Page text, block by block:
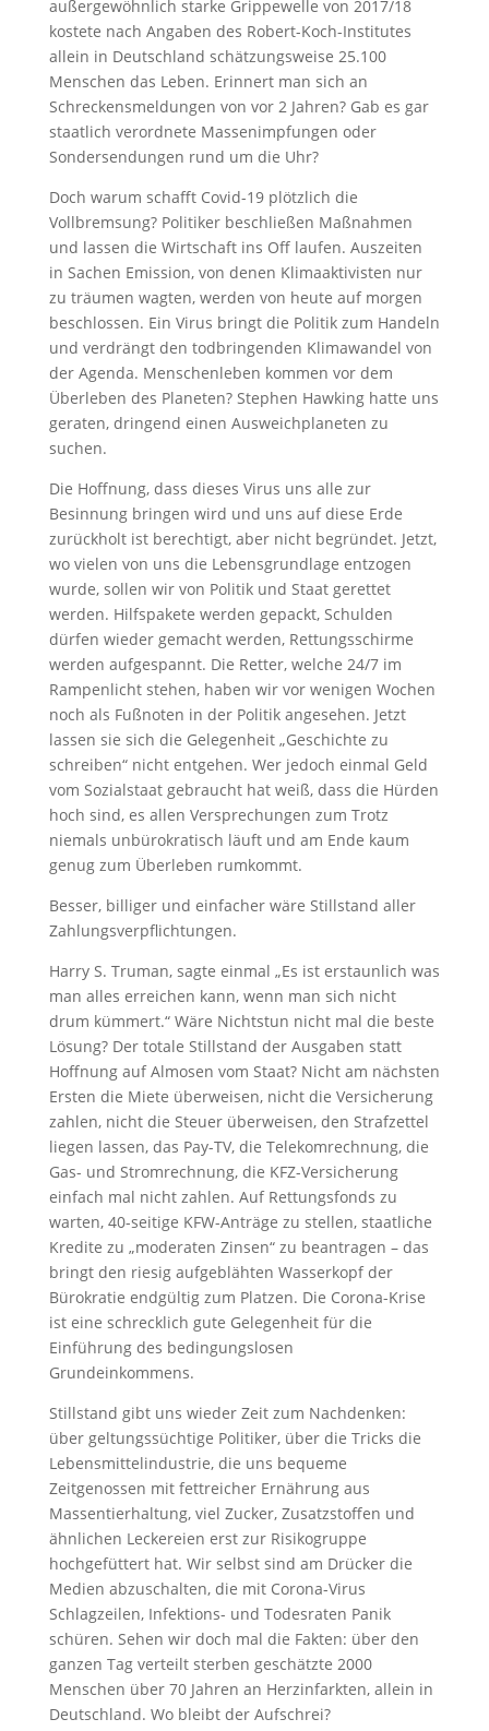
außergewöhnlich starke Grippewelle von 2017/18
kostete nach Angaben des Robert-Koch-Institutes
allein in Deutschland schätzungsweise 25.100
Menschen das Leben. Erinnert man sich an
Schreckensmeldungen von vor 2 Jahren? Gab es gar
staatlich verordnete Massenimpfungen oder
Sondersendungen rund um die Uhr?
Doch warum schafft Covid-19 plötzlich die
Vollbremsung? Politiker beschließen Maßnahmen
und lassen die Wirtschaft ins Off laufen. Auszeiten
in Sachen Emission, von denen Klimaaktivisten nur
zu träumen wagten, werden von heute auf morgen
beschlossen. Ein Virus bringt die Politik zum Handeln
und verdrängt den todbringenden Klimawandel von
der Agenda. Menschenleben kommen vor dem
Überleben des Planeten? Stephen Hawking hatte uns
geraten, dringend einen Ausweichplaneten zu
suchen. ­
Die Hoffnung, dass dieses Virus uns alle zur
Besinnung bringen wird und uns auf diese Erde
zurückholt ist berechtigt, aber nicht begründet. Jetzt,
wo vielen von uns die Lebensgrundlage entzogen
wurde, sollen wir von Politik und Staat gerettet
werden. Hilfspakete werden gepackt, Schulden
dürfen wieder gemacht werden, Rettungsschirme
werden aufgespannt. Die Retter, welche 24/7 im
Rampenlicht stehen, haben wir vor wenigen Wochen
noch als Fußnoten in der Politik angesehen. Jetzt
lassen sie sich die Gelegenheit „Geschichte zu
schreiben“ nicht entgehen. Wer jedoch einmal Geld
vom Sozialstaat gebraucht hat weiß, dass die Hürden
hoch sind, es allen Versprechungen zum Trotz
niemals unbürokratisch läuft und am Ende kaum
genug zum Überleben rumkommt.
Besser, billiger und einfacher wäre Stillstand aller
Zahlungsverpflichtungen.
Harry S. Truman, sagte einmal „Es ist erstaunlich was
man alles erreichen kann, wenn man sich nicht
drum kümmert.“ Wäre Nichtstun nicht mal die beste
Lösung? Der totale Stillstand der Ausgaben statt
Hoffnung auf Almosen vom Staat? Nicht am nächsten
Ersten die Miete überweisen, nicht die Versicherung
zahlen, nicht die Steuer überweisen, den Strafzettel
liegen lassen, das Pay-TV, die Telekomrechnung, die
Gas- und Stromrechnung, die KFZ-Versicherung
einfach mal nicht zahlen. Auf Rettungsfonds zu
warten, 40-seitige KFW-Anträge zu stellen, staatliche
Kredite zu „moderaten Zinsen“ zu beantragen – das
bringt den riesig aufgeblähten Wasserkopf der
Bürokratie endgültig zum Platzen. Die Corona-Krise
ist eine schrecklich gute Gelegenheit für die
Einführung des bedingungslosen
Grundeinkommens.
Stillstand gibt uns wieder Zeit zum Nachdenken:
über geltungssüchtige Politiker, über die Tricks die
Lebensmittelindustrie, die uns bequeme
Zeitgenossen mit fettreicher Ernährung aus
Massentierhaltung, viel Zucker, Zusatzstoffen und
ähnlichen Leckereien erst zur Risikogruppe
hochgefüttert hat. Wir selbst sind am Drücker die
Medien abzuschalten, die mit Corona-Virus
Schlagzeilen, Infektions- und Todesraten Panik
schüren. Sehen wir doch mal die Fakten: über den
ganzen Tag verteilt sterben geschätzte 2000
Menschen über 70 Jahren an Herzinfarkten, allein in
Deutschland. Wo bleibt der Aufschrei?